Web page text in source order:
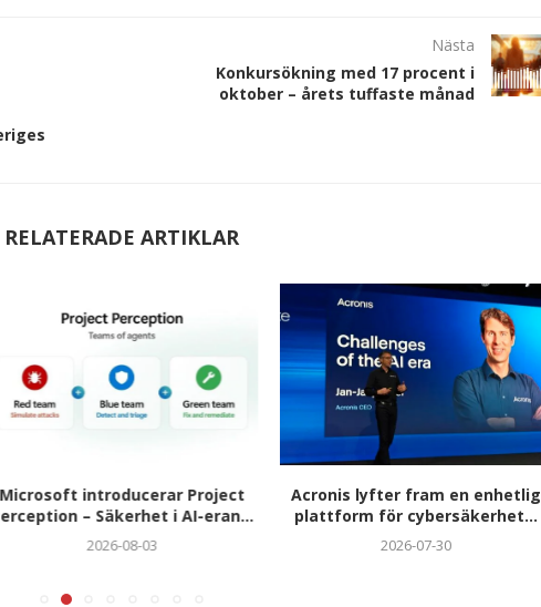
Nästa
Konkursökning med 17 procent i
oktober – årets tuffaste månad
RELATERADE ARTIKLAR
Microsoft introducerar Project
– Säkerhet i AI-eran...
2026-08-03
Acronis lyfter fram en enhetlig
plattform för cybersäkerhet...
2026-07-30